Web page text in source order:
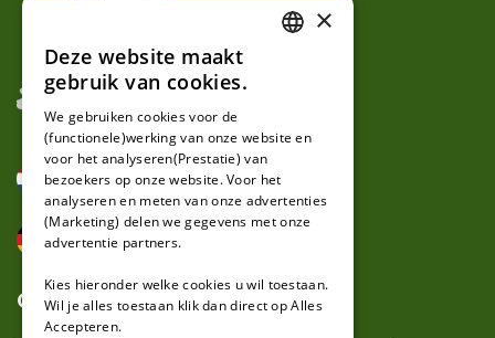
Over ons
GERMAN
×
Deze website maakt
gebruik van cookies.
We gebruiken cookies voor de
(functionele)werking van onze website en
voor het analyseren(Prestatie) van
bezoekers op onze website. Voor het
analyseren en meten van onze advertenties
(Marketing) delen we gegevens met onze
advertentie partners.
Kies hieronder welke cookies u wil toestaan.
Wil je alles toestaan klik dan direct op Alles
Accepteren.